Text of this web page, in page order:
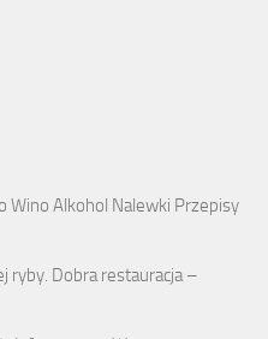
Wino Alkohol Nalewki Przepisy
ryby. Dobra restauracja –